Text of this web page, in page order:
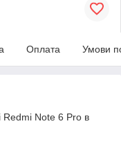
Оплата Умови
Note 6 Pro в